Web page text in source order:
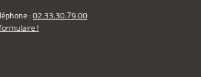
:02.33.30.79.00
!